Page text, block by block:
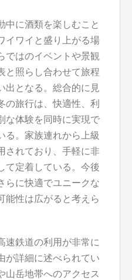
中に酒類を楽しむこと
イワイと盛り上がる場
ではのイベントや景観
と照らし合わせて旅程
出となる。総合的に見
の旅行は、快適性、利
な体験を同時に実現で
る。家族連れから上級
されており、手軽に非
て定着している。今後
らに快適でユニークな
能性は広がると考えら
速鉄道の利用が非常に
が詳細に述べられてい
山岳地帯へのアクセス